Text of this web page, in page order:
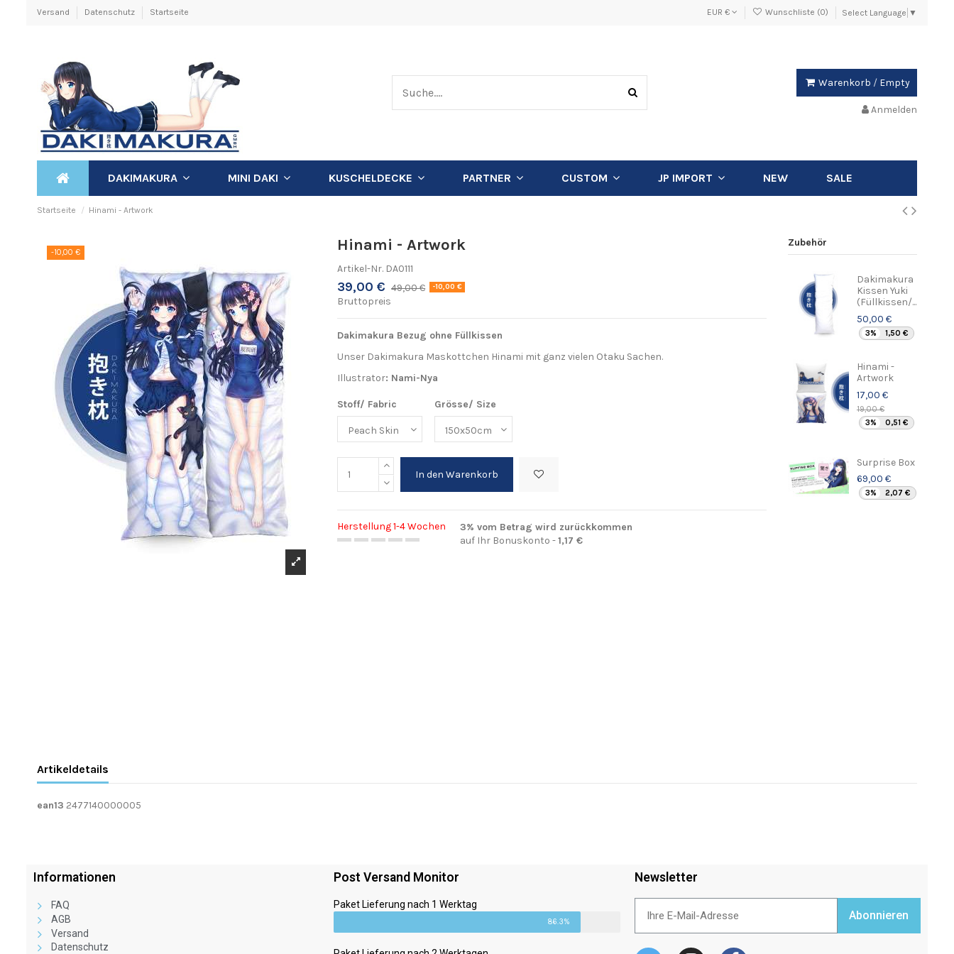
Versand Datenschutz Startseite EUR € Wunschliste (0) Select Language ▼
Warenkorb / Empty
Anmelden
DAKIMAKURA MINI DAKI KUSCHELDECKE PARTNER CUSTOM JP IMPORT NEW SALE
Startseite Hinami - Artwork
-10,00 € Hinami - Artwork
Artikel-Nr. DA0111
39,00 € 49,00 € -10,00 €
Bruttopreis
Dakimakura Bezug ohne Füllkissen
Unser Dakimakura Maskottchen Hinami mit ganz vielen Otaku Sachen.
Illustrator: Nami-Nya
Stoff/ Fabric Grösse/ Size
In den Warenkorb
Herstellung 1-4 Wochen
3% vom Betrag wird zurückkommen
auf Ihr Bonuskonto -1,17 €
Zubehör
Dakimakura
Kissen Yuki
(Füllkissen/...
50,00 €
3% 1,50 €
Hinami -
Artwork
17,00 €
19,00 €
3%
0,51 €
Surprise Box
69,00 €
3% 2,07 €
Artikeldetails
ean13 2477140000005
Informationen
FAQ
AGB
Versand
Datenschutz
Post Versand Monitor
Paket Lieferung nach 1 Werktag
86.3%
Newsletter
Abonnieren